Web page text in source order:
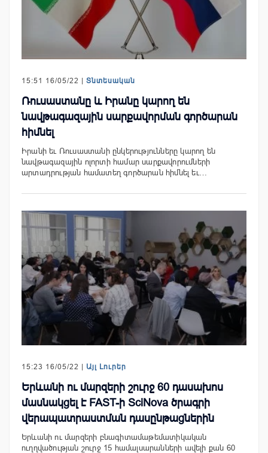
15:51 16/05/22 | Տնտեսական
Ռուսաստանը և Իրանը կարող են
նավթագազային սարքավորման գործարան
հիմնել
Իրանի եւ Ռուսաստանի ընկերությունները կարող են
նավթագազային ոլորտի համար սարքավորումների
արտադրության համատեղ գործարան հիմնել եւ…
15:23 16/05/22 | Այլ Լուրեր
Երևանի ու մարզերի շուրջ 60 դասախոս
մասնակցել է FAST-ի SciNova ծրագրի
վերապատրաստման դասընթացներին
Երևանի ու մարզերի բնագիտամաթեմատիկական
ուղղվածության շուրջ 15 համալսարանների ավելի քան 60